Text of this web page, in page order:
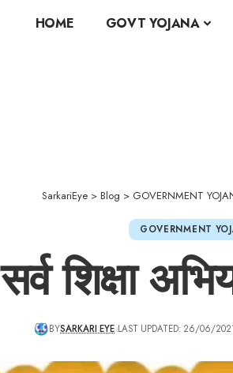
HOME GOVT YOJANA
SarkariEye > Blog > GOVERNMENT
GOVERNMENT
सर्व शिक्षा
BYSARKARI EYE LAST UPDATED: 26/06/